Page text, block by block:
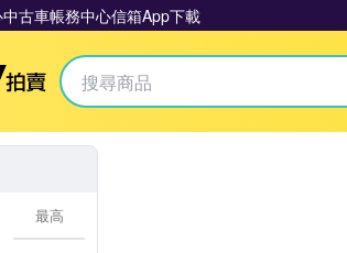
中古車帳務中心信箱App下載
Yahoo拍賣